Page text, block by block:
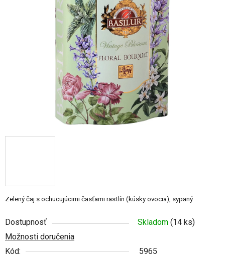
Zelený čaj s ochucujúcimi časťami rastlín (kúsky ovocia), sypaný
Dostupnosť Skladom (14 ks)
Možnosti doručenia
Kód:
5965